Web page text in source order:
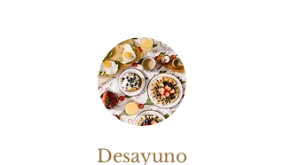
Desayuno